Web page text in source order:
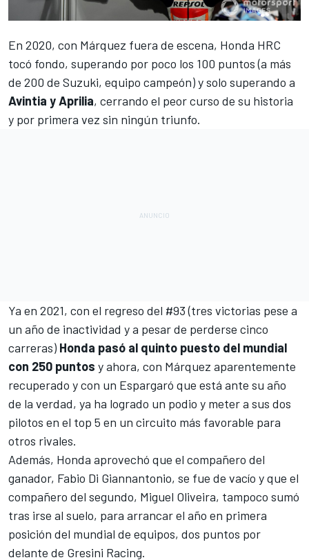
En 2020, con Márquez fuera de escena, Honda HRC
tocó fondo, superando por poco los 100 puntos (a más
de 200 de Suzuki, equipo campeón) y solo superando a
Avintia y Aprilia, cerrando el peor curso de su historia
y por primera vez sin ningún triunfo.
Ya en 2021, con el regreso del #93 (tres victorias pese a
un año de inactividad y a pesar de perderse cinco
carreras) Honda pasó al quinto puesto del mundial
con 250 puntos y ahora, con Márquez aparentemente
recuperado y con un Espargaró que está ante su año
de la verdad, ya ha logrado un podio y meter a sus dos
pilotos en el top 5 en un circuito más favorable para
otros rivales.
Además, Honda aprovechó que el compañero del
ganador, Fabio Di Giannantonio, se fue de vacío y que el
compañero del segundo, Miguel Oliveira, tampoco sumó
tras irse al suelo, para arrancar el año en primera
posición del mundial de equipos, dos puntos por
delante de Gresini Racing.